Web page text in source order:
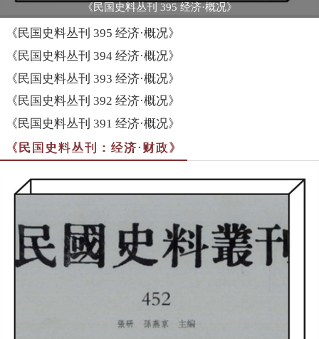
《民国史料丛刊 395 经济·概况》
《民国史料丛刊 395 经济·概况》
《民国史料丛刊 394 经济·概况》
《民国史料丛刊 393 经济·概况》
《民国史料丛刊 392 经济·概况》
《民国史料丛刊 391 经济·概况》
《民国史料丛刊：经济·财政》